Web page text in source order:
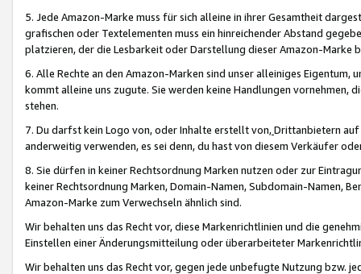
5. Jede Amazon-Marke muss für sich alleine in ihrer Gesamtheit
grafischen oder Textelementen muss ein hinreichender Abstand
platzieren, der die Lesbarkeit oder Darstellung dieser Amazon-Marke
6. Alle Rechte an den Amazon-Marken sind unser alleiniges
kommt alleine uns zugute. Sie werden keine Handlungen vornehmen,
stehen.
7. Du darfst kein Logo von, oder Inhalte erstellt von,Drittanbietern auf
anderweitig verwenden, es sei denn, du hast von diesem Verkäufer
8. Sie dürfen in keiner Rechtsordnung Marken nutzen oder zur
keiner Rechtsordnung Marken, Domain-Namen, Subdomain-Namen,
Amazon-Marke zum Verwechseln ähnlich sind.
Wir behalten uns das Recht vor, diese Markenrichtlinien und die
Einstellen einer Änderungsmitteilung oder überarbeiteter
Wir behalten uns das Recht vor, gegen jede unbefugte Nutzung bzw.